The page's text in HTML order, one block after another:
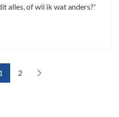
alles, of wil ik wat anders?'
2